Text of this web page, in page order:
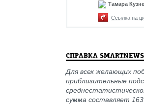
Тамара
Ссылка на
СПРАВКА SMARTNEWS
Для всех желающих
приблизительные
сумма составляет